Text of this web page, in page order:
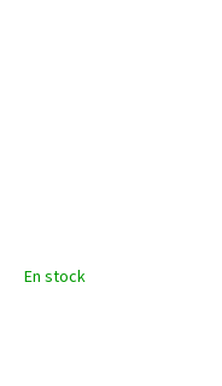
En stock